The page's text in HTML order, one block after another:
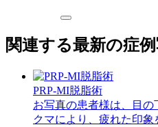
関連する最新の症
PRP-MI脱脂術
お写真の患者様は、目
クマにより、疲れた印